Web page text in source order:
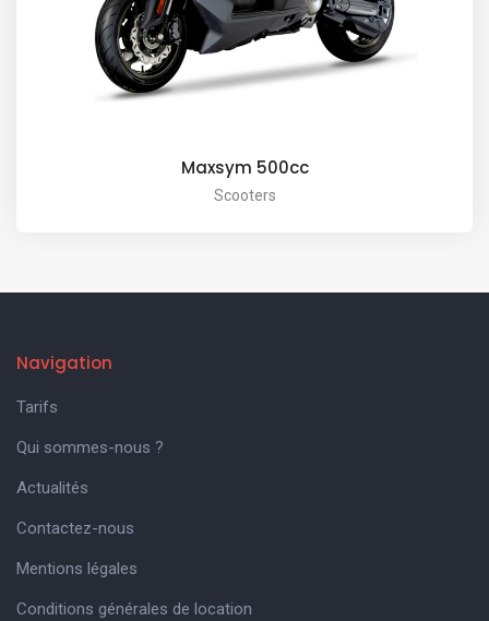
Maxsym 500cc
Scooters
Navigation
Tarifs
Qui sommes-nous ?
Actualités
Contactez-nous
Mentions légales
Conditions générales de location